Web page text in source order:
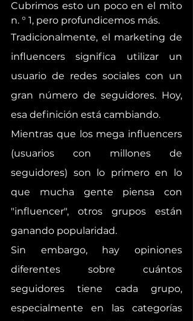
Cubrimos esto un poco en el mito
n. ° 1, pero profundicemos más.
Tradicionalmente, el marketing de
influencers significa utilizar un
usuario de redes sociales con un
gran número de seguidores. Hoy,
esa definición está cambiando.
Mientras que los mega influencers
(usuarios con millones de
seguidores) son lo primero en lo
que mucha gente piensa con
"influencer", otros grupos están
ganando popularidad.
Sin embargo, hay opiniones
diferentes sobre cuántos
seguidores tiene cada grupo,
especialmente en las categorías